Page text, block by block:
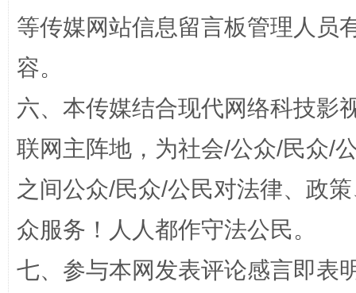
招工难、用工荒背后
等传媒网站信息留言板管理人员
容。
六、本传媒结合现代网络科技影
联网主阵地，为社会/公众/民众/
之间公众/民众/公民对法律、政
众服务！人人都作守法公民。
七、参与本网发表评论感言即表